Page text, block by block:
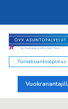
Toimeksiantosopimus